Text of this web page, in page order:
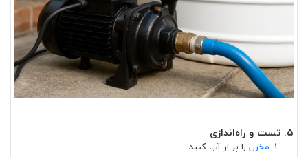
۵. تست و راه‌اندازی
مخزن را پر از آب کنید.